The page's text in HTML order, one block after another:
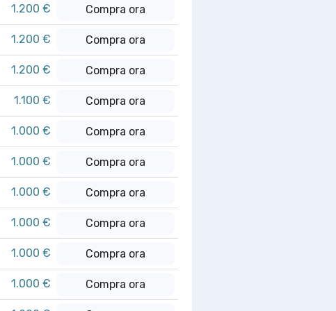
1.200 € Compra ora
1.200 € Compra ora
1.200 € Compra ora
1.100 € Compra ora
1.000 € Compra ora
1.000 € Compra ora
1.000 € Compra ora
1.000 € Compra ora
1.000 € Compra ora
1.000 € Compra ora